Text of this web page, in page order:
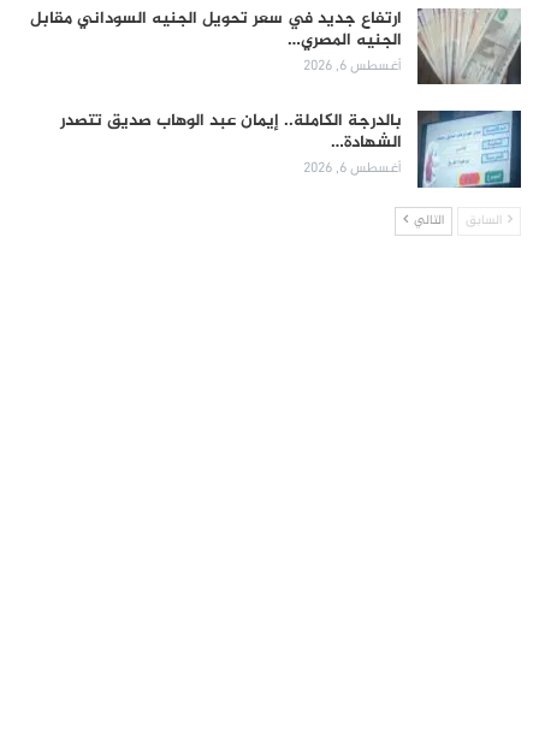
ارتفاع جديد في سعر تحويل الجنيه السوداني مقابل
الجنيه المصري…
أغسطس 6, 2026
بالدرجة الكاملة.. إيمان عبد الوهاب صديق تتصدر
الشهادة…
أغسطس 6, 2026
السابق التالي